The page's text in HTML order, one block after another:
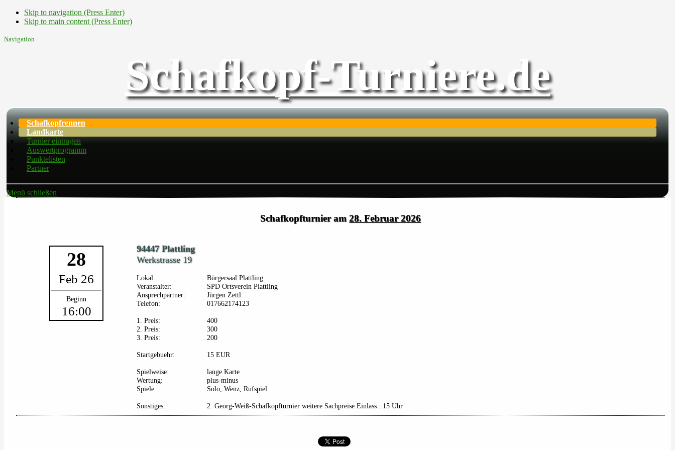
Skip to navigation (Press Enter)
Skip to main content (Press Enter)
Navigation
Schafkopf-Turniere.de
Schafkopfrennen
Landkarte
Turnier eintragen
Auswertprogramm
Punktelisten
Partner
Menü schließen
Schafkopfturnier am 28. Februar 2026
28
Feb 26
Beginn
16:00
94447 Plattling
Werkstrasse 19
Lokal:
Bürgersaal Plattling
Veranstalter:
SPD Ortsverein Plattling
Ansprechpartner:
Jürgen Zettl
Telefon:
017662174123
1. Preis:
400
2. Preis:
300
3. Preis:
200
Startgebuehr: 15 EUR
Spielweise:
lange Karte
Wertung:
plus-minus
Spiele:
Solo, Wenz, Rufspiel
Sonstiges: 2. Georg-Weiß-Schafkopfturnier weitere Sachpreise Einlass : 15 Uhr